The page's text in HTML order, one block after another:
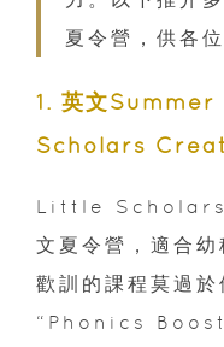
夏令營，供各位
1. 英文
Scholars
Little Scholars
文夏令營，適合
歡訓的課程莫過
“Phonics